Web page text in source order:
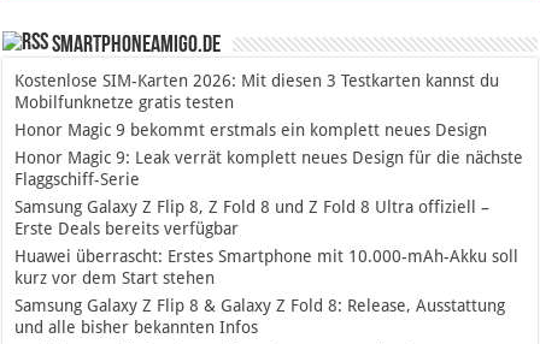
SmartphoneAmigo.de
Kostenlose SIM-Karten 2026: Mit diesen 3 Testkarten kannst du
Mobilfunknetze gratis testen
Honor Magic 9 bekommt erstmals ein komplett neues Design
Honor Magic 9: Leak verrät komplett neues Design für die nächste
Flaggschiff-Serie
Samsung Galaxy Z Flip 8, Z Fold 8 und Z Fold 8 Ultra offiziell –
Erste Deals bereits verfügbar
Huawei überrascht: Erstes Smartphone mit 10.000-mAh-Akku soll
kurz vor dem Start stehen
Samsung Galaxy Z Flip 8 & Galaxy Z Fold 8: Release, Ausstattung
und alle bisher bekannten Infos